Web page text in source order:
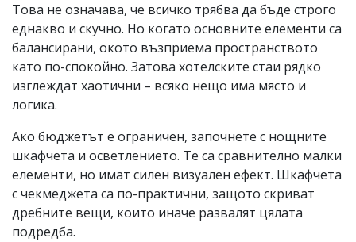
Това не означава, че всичко трябва да бъде строго
еднакво и скучно. Но когато основните елементи са
балансирани, окото възприема пространството
като по-спокойно. Затова хотелските стаи рядко
изглеждат хаотични – всяко нещо има място и
логика.
Ако бюджетът е ограничен, започнете с нощните
шкафчета и осветлението. Те са сравнително малки
елементи, но имат силен визуален ефект. Шкафчета
с чекмеджета са по-практични, защото скриват
дребните вещи, които иначе развалят цялата
подредба.